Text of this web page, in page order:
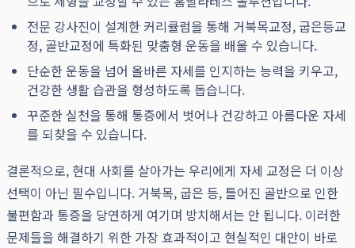
전문 강사진이 설계한 커리큘럼을 통해 거북목교정, 굽은등교
정, 골반교정에 특화된 맞춤형 운동을 배울 수 있습니다.
단순한 운동을 넘어 올바른 자세를 인지하는 능력을 키우고,
건강한 생활 습관을 형성하도록 돕습니다.
꾸준한 실천을 통해 통증에서 벗어나 건강하고 아름다운 자세
를 되찾을 수 있습니다.
결론적으로, 현대 사회를 살아가는 우리에게 자세 교정은 더 이상
선택이 아닌 필수입니다. 거북목, 굽은 등, 틀어진 골반으로 인한
불편함과 통증을 당연하게 여기며 방치해서는 안 됩니다. 이러한
문제들을 해결하기 위한 가장 효과적이고 현실적인 대안이 바로